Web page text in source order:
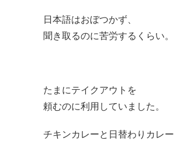
日本語はおぼつかず、
聞き取るのに苦労するくらい。
たまにテイクアウトを
頼むのに利用していました。
チキンカレーと日替わりカレー